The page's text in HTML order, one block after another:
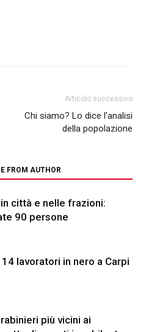
Articolo successivo
Chi siamo? Lo dice l’analisi
della popolazione
FROM AUTHOR
città e nelle frazioni:
90 persone
lavoratori in nero a Carpi
più vicini ai